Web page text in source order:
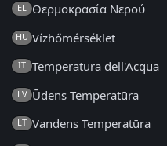
EL Θερμοκρασία Νερού
HU Vízhőmérséklet
IT Temperatura dell'Acqua
LV Ūdens Temperatūra
LT Vandens Temperatūra